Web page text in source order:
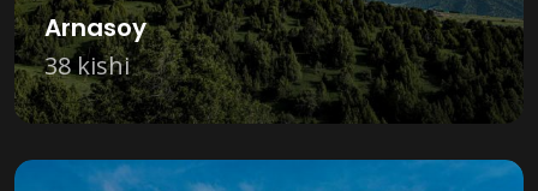
Arnasoy
38 kishi